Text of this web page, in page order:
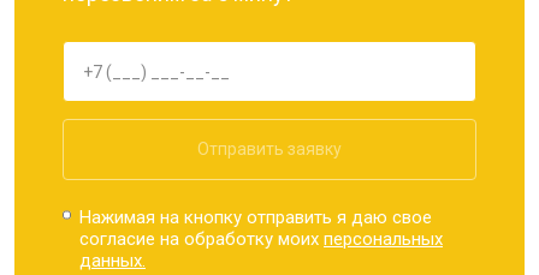
Отправить заявку
Нажимая на кнопку отправить я даю свое
согласие на обработку моихперсональных
данных.